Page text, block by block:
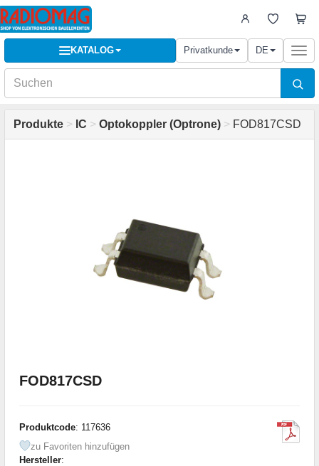
KATALOG Privatkunde DE
Produkte > IC > Optokoppler (Optrone) > FOD817CSD
FOD817CSD
Produktcode: 117636
zu Favoriten hinzufügen
Hersteller: